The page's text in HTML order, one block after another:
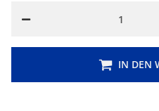
IN DEN